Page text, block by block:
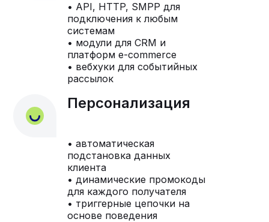
• API, HTTP, SMPP для
подключения к любым
системам
• модули для CRM и
платформ e-commerce
• вебхуки для событийных
рассылок
Персонализация
• автоматическая
подстановка данных
клиента
• динамические промокоды
для каждого получателя
• триггерные цепочки на
основе поведения